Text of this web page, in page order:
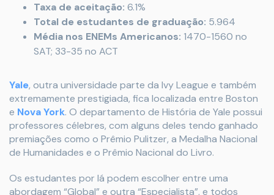
Taxa de aceitação: 6.1%
Total de estudantes de graduação: 5.964
Média nos ENEMs Americanos: 1470-1560 no
SAT; 33-35 no ACT
Yale, outra universidade parte da Ivy League e também
extremamente prestigiada, fica localizada entre Boston
e Nova York. O departamento de História de Yale possui
professores célebres, com alguns deles tendo ganhado
premiações como o Prêmio Pulitzer, a Medalha Nacional
de Humanidades e o Prêmio Nacional do Livro.
Os estudantes por lá podem escolher entre uma
abordagem “Global” e outra “Especialista”, e todos